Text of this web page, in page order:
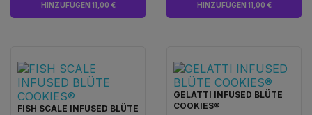
HINZUFÜGEN 11,00 € HINZUFÜGEN 11,00 €
FISH SCALE INFUSED BLÜTE
GELATTI INFUSED BLÜTE
COOKIES®